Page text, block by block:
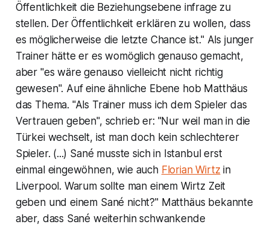
Öffentlichkeit die Beziehungsebene infrage zu
stellen. Der Öffentlichkeit erklären zu wollen, dass
es möglicherweise die letzte Chance ist." Als junger
Trainer hätte er es womöglich genauso gemacht,
aber "es wäre genauso vielleicht nicht richtig
gewesen". Auf eine ähnliche Ebene hob Matthäus
das Thema. "Als Trainer muss ich dem Spieler das
Vertrauen geben", schrieb er: "Nur weil man in die
Türkei wechselt, ist man doch kein schlechterer
Spieler. (...) Sané musste sich in Istanbul erst
einmal eingewöhnen, wie auch Florian Wirtz in
Liverpool. Warum sollte man einem Wirtz Zeit
geben und einem Sané nicht?" Matthäus bekannte
aber, dass Sané weiterhin schwankende